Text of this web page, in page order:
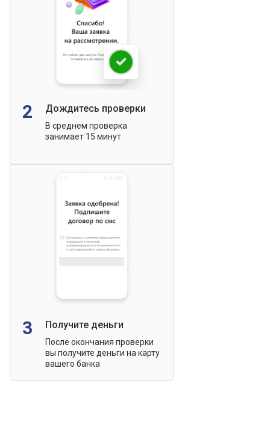
2 Дождитесь проверки
В среднем проверка
занимает 15 минут
3 Получите деньги
После окончания проверки
вы получите деньги на карту
вашего банка